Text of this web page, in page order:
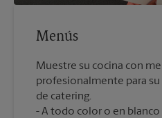
Menús
Muestre su cocina con
profesionalmente para
de catering.
A todo color o en blanco